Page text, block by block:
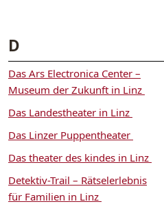
D
Das Ars Electronica Center –
Museum der Zukunft in Linz
Das Landestheater in Linz
Das Linzer Puppentheater
Das theater des kindes in Linz
Detektiv-Trail – Rätselerlebnis
für Familien in Linz